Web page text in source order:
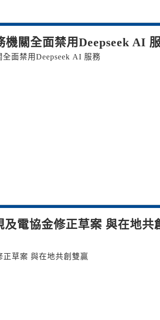
機關全面禁用Deepseek AI
面禁用Deepseek AI 服務
電協金修正草案 與在地共
草案 與在地共創雙贏